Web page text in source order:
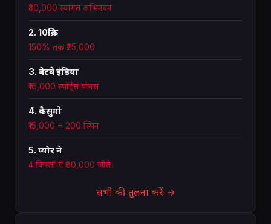
₹30,000 स्वागत अभिनंदन
2. 10क्रिक
150% तक ₹25,000
3. बेटवे इंडिया
₹16,000 स्पोर्ट्स बोनस
4. कैसुमो
₹15,000 + 200 स्पिन
5. प्योर ने
4 किस्तों में ₹90,000 जीते।
सभी की तुलना करें →